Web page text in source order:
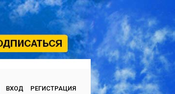
ВХОД РЕГИСТРАЦИЯ